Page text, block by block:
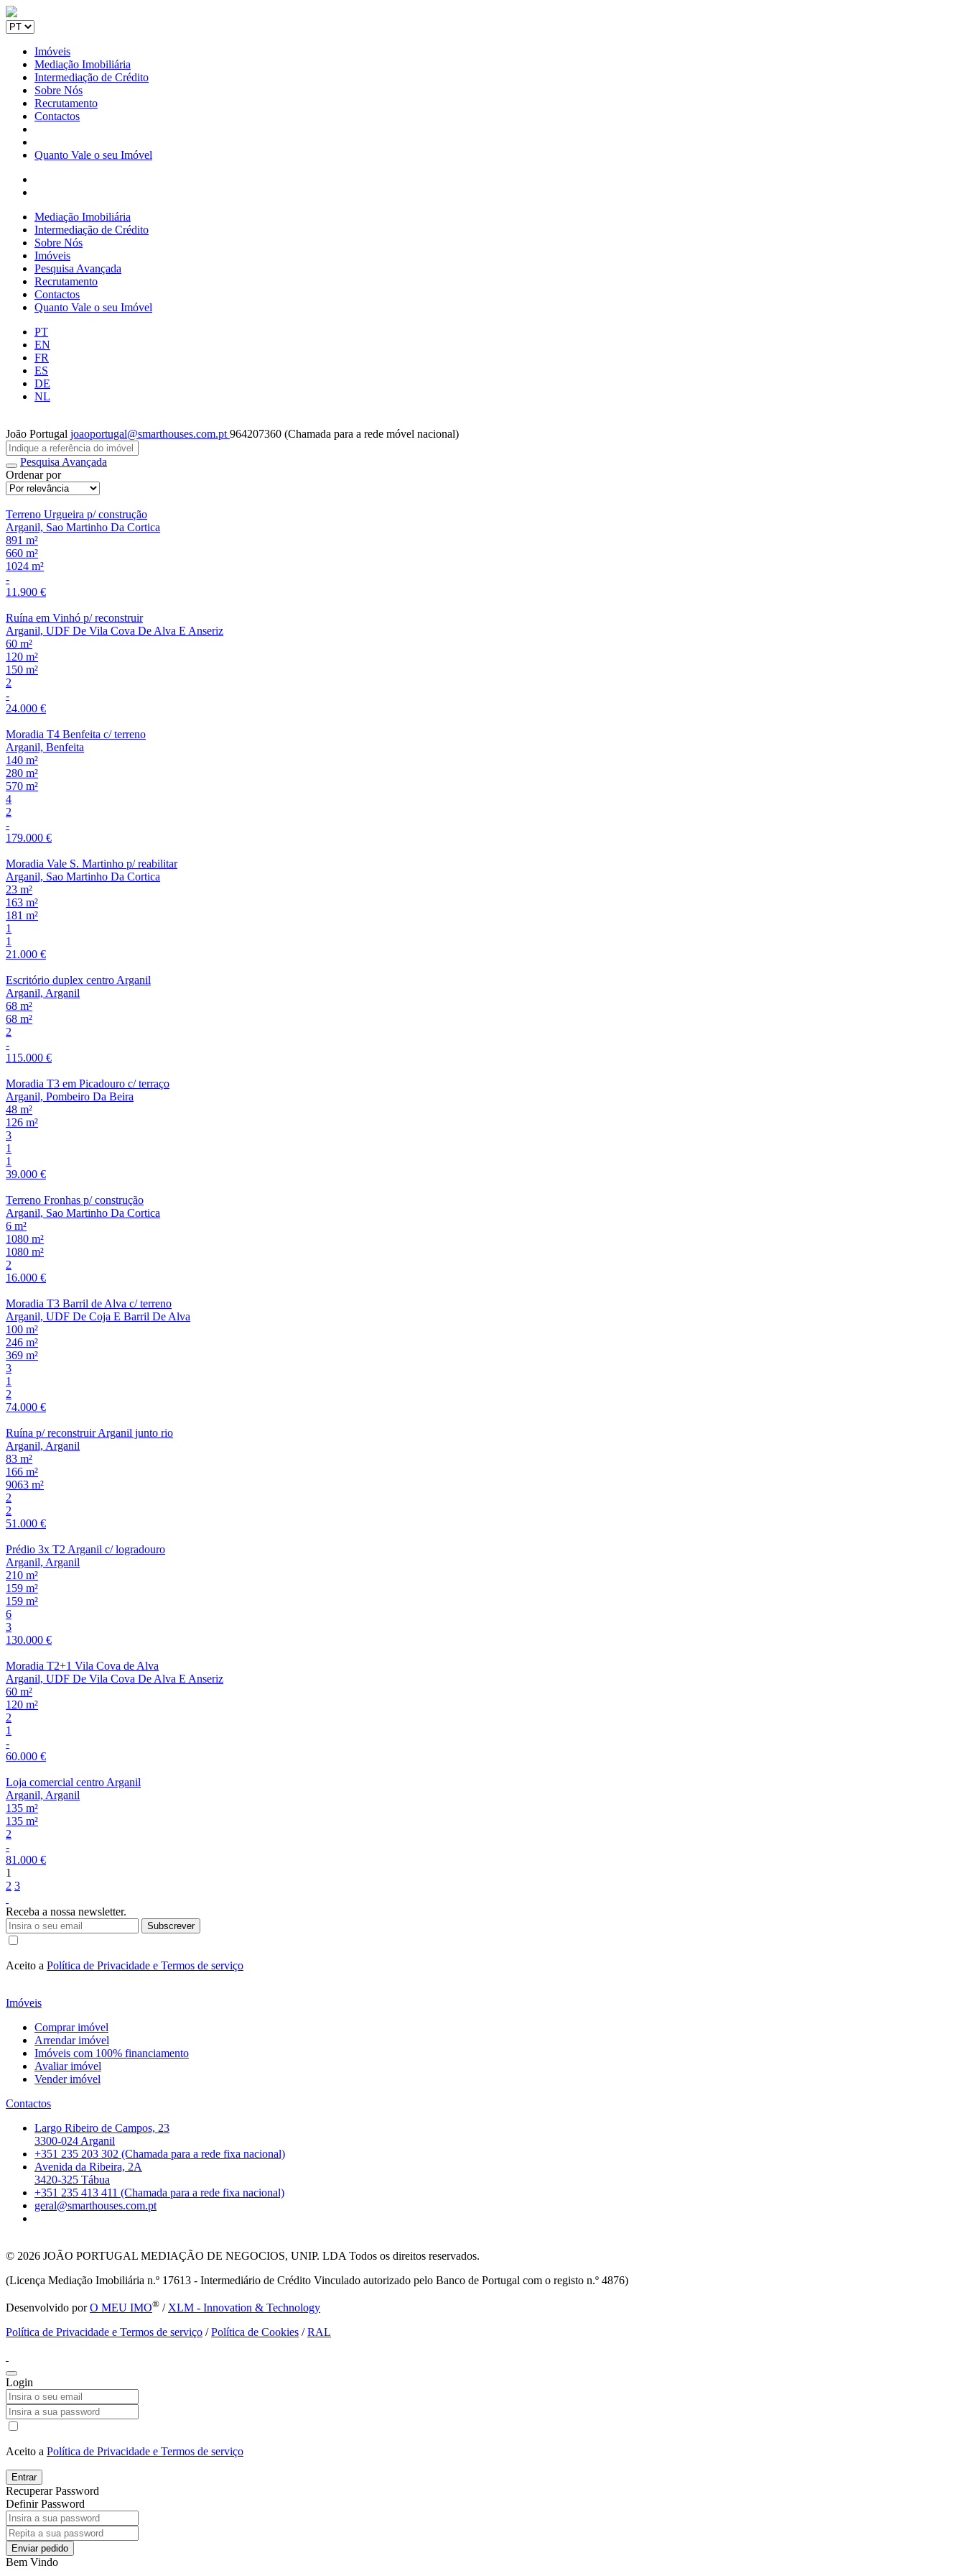
Imóveis
Mediação Imobiliária
Intermediação de Crédito
Sobre Nós
Recrutamento
Contactos
Quanto Vale o seu Imóvel
Mediação Imobiliária
Intermediação de Crédito
Sobre Nós
Imóveis
Pesquisa Avançada
Recrutamento
Contactos
Quanto Vale o seu Imóvel
PT
EN
FR
ES
DE
NL
João Portugal joaoportugal@smarthouses.com.pt 964207360 (Chamada para a rede móvel nacional)
Pesquisa Avançada
Ordenar por
Terreno Urgueira p/ construção
Arganil, Sao Martinho Da Cortica
891 m²
660 m²
1024 m²
-
11.900 €
Ruína em Vinhó p/ reconstruir
Arganil, UDF De Vila Cova De Alva E Anseriz
60 m²
120 m²
150 m²
2
-
24.000 €
Moradia T4 Benfeita c/ terreno
Arganil, Benfeita
140 m²
280 m²
570 m²
4
2
-
179.000 €
Moradia Vale S. Martinho p/ reabilitar
Arganil, Sao Martinho Da Cortica
23 m²
163 m²
181 m²
1
1
21.000 €
Escritório duplex centro Arganil
Arganil, Arganil
68 m²
68 m²
2
-
115.000 €
Moradia T3 em Picadouro c/ terraço
Arganil, Pombeiro Da Beira
48 m²
126 m²
3
1
1
39.000 €
Terreno Fronhas p/ construção
Arganil, Sao Martinho Da Cortica
6 m²
1080 m²
1080 m²
2
16.000 €
Moradia T3 Barril de Alva c/ terreno
Arganil, UDF De Coja E Barril De Alva
100 m²
246 m²
369 m²
3
1
2
74.000 €
Ruína p/ reconstruir Arganil junto rio
Arganil, Arganil
83 m²
166 m²
9063 m²
2
2
51.000 €
Prédio 3x T2 Arganil c/ logradouro
Arganil, Arganil
210 m²
159 m²
159 m²
6
3
130.000 €
Moradia T2+1 Vila Cova de Alva
Arganil, UDF De Vila Cova De Alva E Anseriz
60 m²
120 m²
2
1
-
60.000 €
Loja comercial centro Arganil
Arganil, Arganil
135 m²
135 m²
2
-
81.000 €
1
2 3
Receba a nossa newsletter.
Subscrever
Aceito a Política de Privacidade e Termos de serviço
Imóveis
Comprar imóvel
Arrendar imóvel
Imóveis com 100% financiamento
Avaliar imóvel
Vender imóvel
Contactos
Largo Ribeiro de Campos, 23
3300-024 Arganil
+351 235 203 302 (Chamada para a rede fixa nacional)
Avenida da Ribeira, 2A
3420-325 Tábua
+351 235 413 411 (Chamada para a rede fixa nacional)
geral@smarthouses.com.pt
© 2026 JOÃO PORTUGAL MEDIAÇÃO DE NEGOCIOS, UNIP. LDA Todos os direitos reservados.
(Licença Mediação Imobiliária n.º 17613 - Intermediário de Crédito Vinculado autorizado pelo Banco de Portugal com o registo n.º 4876)
Desenvolvido porO MEU IMO® / XLM - Innovation & Technology
Política de Privacidade e Termos de serviço /Política de Cookies /RAL
Login
Aceito a Política de Privacidade e Termos de serviço
Entrar
Recuperar Password
Definir Password
Enviar pedido
Bem Vindo